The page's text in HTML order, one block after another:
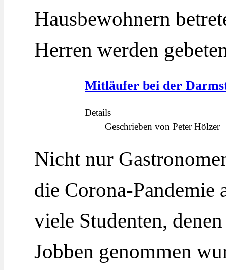
Hausbewohnern
Herren werden
Mitläufer bei der
Details
Geschrieben von Peter Hölzer
Nicht nur
die Corona-Pandemie
viele Studenten,
Jobben genommen